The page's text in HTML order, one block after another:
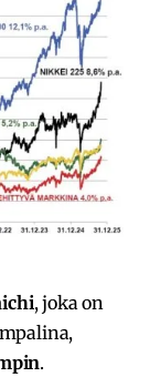
, joka on
.